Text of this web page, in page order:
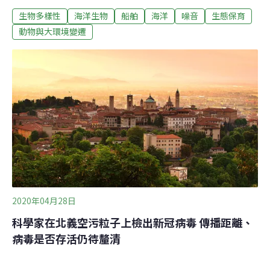
事。科學家從溫哥華港附近加拿大海洋網絡倡議（Ocean
Networks Canada）營運的海底觀測站，觀察到船舶相關
功率，發現兩處噪音的音量都大幅降低。「我們知道，一
般來說這個頻率的水下噪音會影響海洋哺乳動物。」巴克
萊說，「水下噪音從1月1日至今一直在減少，到4月1日為
止，減少了4到5分貝。港口的經濟資料也顯示，同一時期
船隻進出減少了約20％。」
生物多樣性 海洋生物 船舶 海洋 噪音
生態保育
動物與大環境變遷
2020年04月28日
科學家在北義空污粒子上檢出新冠病毒 傳播距離、
病毒是否存活仍待釐清